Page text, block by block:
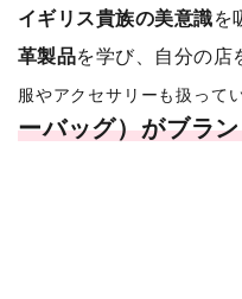
イギリス貴族の美意識を
革製品を学び、自分の店
服やアクセサリーも扱って
ーバッグ）がブラ